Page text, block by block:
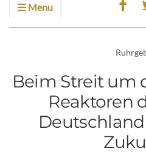
Menu
Beim Streit um
Reaktoren